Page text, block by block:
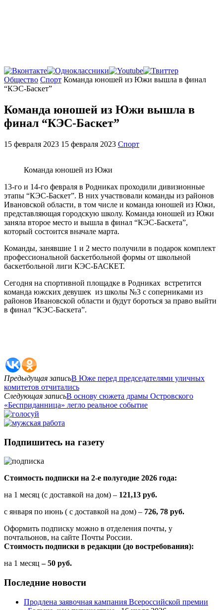
Главная
Общество Спорт Команда юношей из Южи вышла в финал
“КЭС-Баскет”
Команда юношей из Южи вышла в
финал “КЭС-Баскет”
15 февраля 2023 15 февраля 2023 Спорт
Команда юношей из Южи
13-го и 14-го февраля в Родниках проходили дивизионные
этапы “КЭС-Баскет”. В них участвовали команды из районов
Ивановской области, в том числе и команда юношей из Южи,
представляющая городскую школу. Команда юношей из Южи
заняла второе место и вышла в финал “КЭС-Баскета”,
который состоится вначале марта.
Команды, занявшие 1 и 2 место получили в подарок комплект
профессиональной баскетбольной формы от школьной
баскетбольной лиги КЭС-БАСКЕТ.
Сегодня на спортивной площадке в Родниках встретится
команда южских девушек из школы №3 с соперниками из
районов Ивановской области и будут бороться за право выйти
в финал “КЭС-Баскета”.
Предыдущая записьВ Юже перед председателями уличных
комитетов отчитались
Следующая записьВ основу сюжета драмы Островского
«Бесприданница» легло реальное событие
Подпишитесь на газету
Стоимость подписки на 2-е полугодие 2026 года:
на 1 месяц (с доставкой на дом) – 121,13 руб.
с января по июнь ( с доставкой на дом) – 726, 78 руб.
Оформить подписку можно в отделения почты, у
почтальонов, на сайте Почты России.
Стоимость подписки в редакции (до востребования):
на 1 месяц – 50 руб.
Последние новости
Продлена заявочная кампания Всероссийской премии